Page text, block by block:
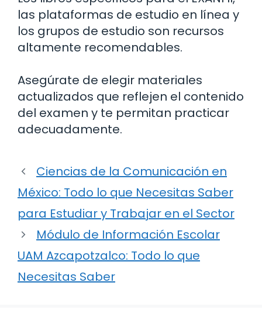
las plataformas de estudio en línea y
los grupos de estudio son recursos
altamente recomendables.
Asegúrate de elegir materiales
actualizados que reflejen el contenido
del examen y te permitan practicar
adecuadamente.
Ciencias de la Comunicación en
México: Todo lo que Necesitas Saber
para Estudiar y Trabajar en el Sector
Módulo de Información Escolar
UAM Azcapotzalco: Todo lo que
Necesitas Saber